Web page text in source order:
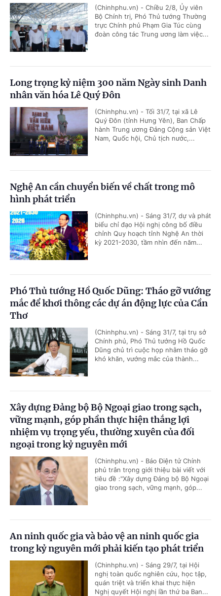
(Chinhphu.vn) - Chiều 2/8, Ủy viên
Bộ Chính trị, Phó Thủ tướng Thường
trực Chính phủ Phạm Gia Túc cùng
đoàn công tác Trung ương làm việc...
Long trọng kỷ niệm 300 năm Ngày sinh Danh
nhân văn hóa Lê Quý Đôn
(Chinhphu.vn) - Tối 31/7, tại xã Lê
Quý Đôn (tỉnh Hưng Yên), Ban Chấp
hành Trung ương Đảng Cộng sản Việt
Nam, Quốc hội, Chủ tịch nước,...
Nghệ An cần chuyển biến về chất trong mô
hình phát triển
(Chinhphu.vn) - Sáng 31/7, dự và phát
biểu chỉ đạo Hội nghị công bố điều
chỉnh Quy hoạch tỉnh Nghệ An thời
kỳ 2021-2030, tầm nhìn đến năm...
Phó Thủ tướng Hồ Quốc Dũng: Tháo gỡ vướng
mắc để khơi thông các dự án động lực của Cần
Thơ
(Chinhphu.vn) - Sáng 31/7, tại trụ sở
Chính phủ, Phó Thủ tướng Hồ Quốc
Dũng chủ trì cuộc họp nhằm tháo gỡ
khó khăn, vướng mắc của thành...
Xây dựng Đảng bộ Bộ Ngoại giao trong sạch,
vững mạnh, góp phần thực hiện thắng lợi
nhiệm vụ trọng yếu, thường xuyên của đối
ngoại trong kỷ nguyên mới
(Chinhphu.vn) - Báo Điện tử Chính
phủ trân trọng giới thiệu bài viết với
tiêu đề :"Xây dựng Đảng bộ Bộ Ngoại
giao trong sạch, vững mạnh, góp...
An ninh quốc gia và bảo vệ an ninh quốc gia
trong kỷ nguyên mới phải kiến tạo phát triển
(Chinhphu.vn) - Sáng 29/7, tại Hội
nghị toàn quốc nghiên cứu, học tập,
quán triệt và triển khai thực hiện
Nghị quyết Hội nghị lần thứ ba Ban...